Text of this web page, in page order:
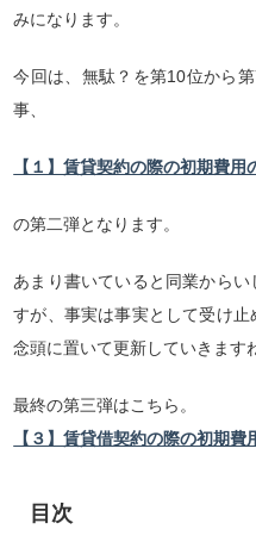
みになります。
今回は、無駄？を第10位から
事、
【１】賃貸契約の際の初期費
の第二弾となります。
あまり書いていると同業から
すが、事実は事実として受け
念頭に置いて更新していきます
最終の第三弾はこちら。
【３】賃貸借契約の際の初期
目次